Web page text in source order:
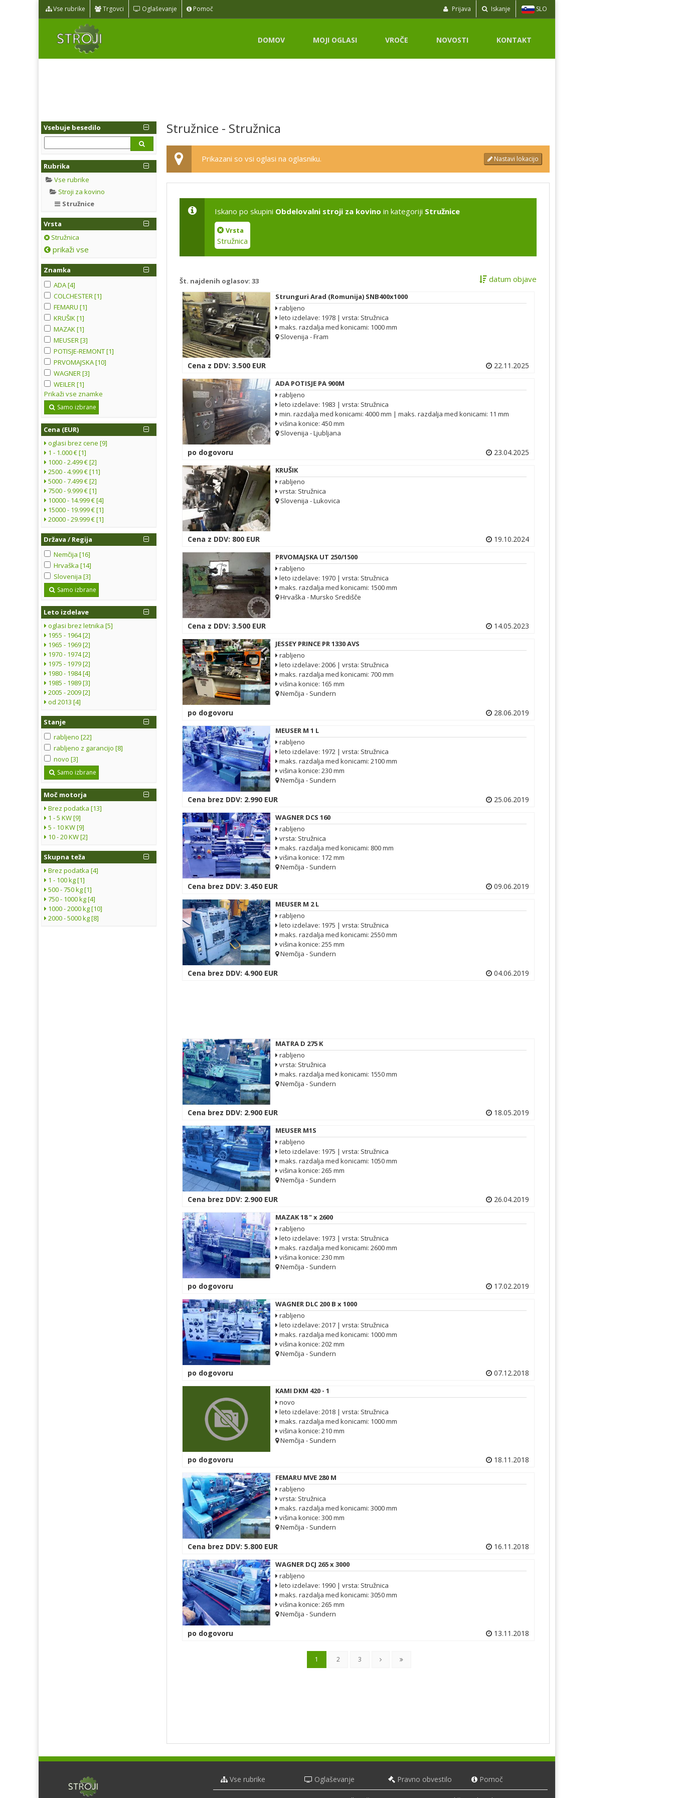
Vse rubrike Trgovci Oglaševanje Pomoč Prijava Iskanje SLO
DOMOV MOJI OGLASI VROČE NOVOSTI KONTAKT
Vsebuje besedilo
Rubrika
Vse rubrike
Stroji za kovino
Stružnice
Vrsta
Stružnica
prikaži vse
Znamka
ADA [4]
COLCHESTER [1]
FEMARU [1]
KRUŠIK [1]
MAZAK [1]
MEUSER [3]
POTISJE-REMONT [1]
PRVOMAJSKA [10]
WAGNER [3]
WEILER [1]
Prikaži vse znamke
Samo izbrane
Cena (EUR)
oglasi brez cene [9]
1 - 1.000 € [1]
1000 - 2.499 € [2]
2500 - 4.999 € [11]
5000 - 7.499 € [2]
7500 - 9.999 € [1]
10000 - 14.999 € [4]
15000 - 19.999 € [1]
20000 - 29.999 € [1]
Država / Regija
Nemčija [16]
Hrvaška [14]
Slovenija [3]
Samo izbrane
Leto izdelave
oglasi brez letnika [5]
1955 - 1964 [2]
1965 - 1969 [2]
1970 - 1974 [2]
1975 - 1979 [2]
1980 - 1984 [4]
1985 - 1989 [3]
2005 - 2009 [2]
od 2013 [4]
Stanje
rabljeno [22]
rabljeno z garancijo [8]
novo [3]
Samo izbrane
Moč motorja
Brez podatka [13]
1 - 5 KW [9]
5 - 10 KW [9]
10 - 20 KW [2]
Skupna teža
Brez podatka [4]
1 - 100 kg [1]
500 - 750 kg [1]
750 - 1000 kg [4]
1000 - 2000 kg [10]
2000 - 5000 kg [8]
Stružnice - Stružnica
Prikazani so vsi oglasi na oglasniku. Nastavi lokacijo
Iskano po skupini Obdelovalni stroji za kovino in kategoriji Stružnice
Vrsta
Stružnica
Št. najdenih oglasov: 33 datum objave
Strunguri Arad (Romunija) SNB400x1000
rabljeno
leto izdelave: 1978 | vrsta: Stružnica
maks. razdalja med konicami: 1000 mm
Slovenija - Fram
Cena z DDV: 3.500 EUR 22.11.2025
ADA POTISJE PA 900M
rabljeno
leto izdelave: 1983 | vrsta: Stružnica
min. razdalja med konicami: 4000 mm | maks. razdalja med konicami: 11 mm
višina konice: 450 mm
Slovenija - Ljubljana
po dogovoru 23.04.2025
KRUŠIK
rabljeno
vrsta: Stružnica
Slovenija - Lukovica
Cena z DDV: 800 EUR 19.10.2024
PRVOMAJSKA UT 250/1500
rabljeno
leto izdelave: 1970 | vrsta: Stružnica
maks. razdalja med konicami: 1500 mm
Hrvaška - Mursko Središče
Cena z DDV: 3.500 EUR 14.05.2023
JESSEY PRINCE PR 1330 AVS
rabljeno
leto izdelave: 2006 | vrsta: Stružnica
maks. razdalja med konicami: 700 mm
višina konice: 165 mm
Nemčija - Sundern
po dogovoru 28.06.2019
MEUSER M 1 L
rabljeno
leto izdelave: 1972 | vrsta: Stružnica
maks. razdalja med konicami: 2100 mm
višina konice: 230 mm
Nemčija - Sundern
Cena brez DDV: 2.990 EUR 25.06.2019
WAGNER DCS 160
rabljeno
vrsta: Stružnica
maks. razdalja med konicami: 800 mm
višina konice: 172 mm
Nemčija - Sundern
Cena brez DDV: 3.450 EUR 09.06.2019
MEUSER M 2 L
rabljeno
leto izdelave: 1975 | vrsta: Stružnica
maks. razdalja med konicami: 2550 mm
višina konice: 255 mm
Nemčija - Sundern
Cena brez DDV: 4.900 EUR 04.06.2019
MATRA D 275 K
rabljeno
vrsta: Stružnica
maks. razdalja med konicami: 1550 mm
Nemčija - Sundern
Cena brez DDV: 2.900 EUR 18.05.2019
MEUSER M1S
rabljeno
leto izdelave: 1975 | vrsta: Stružnica
maks. razdalja med konicami: 1050 mm
višina konice: 265 mm
Nemčija - Sundern
Cena brez DDV: 2.900 EUR 26.04.2019
MAZAK 18 " x 2600
rabljeno
leto izdelave: 1973 | vrsta: Stružnica
maks. razdalja med konicami: 2600 mm
višina konice: 230 mm
Nemčija - Sundern
po dogovoru 17.02.2019
WAGNER DLC 200 B x 1000
rabljeno
leto izdelave: 2017 | vrsta: Stružnica
maks. razdalja med konicami: 1000 mm
višina konice: 202 mm
Nemčija - Sundern
po dogovoru 07.12.2018
KAMI DKM 420 - 1
novo
leto izdelave: 2018 | vrsta: Stružnica
maks. razdalja med konicami: 1000 mm
višina konice: 210 mm
Nemčija - Sundern
po dogovoru 18.11.2018
FEMARU MVE 280 M
rabljeno
vrsta: Stružnica
maks. razdalja med konicami: 3000 mm
višina konice: 300 mm
Nemčija - Sundern
Cena brez DDV: 5.800 EUR 16.11.2018
WAGNER DCJ 265 x 3000
rabljeno
leto izdelave: 1990 | vrsta: Stružnica
maks. razdalja med konicami: 3050 mm
višina konice: 265 mm
Nemčija - Sundern
po dogovoru 13.11.2018
1 2 3
Vse rubrike Oglaševanje Pravno obvestilo Pomoč